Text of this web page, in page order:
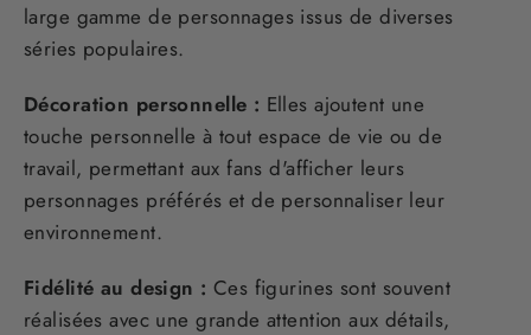
large gamme de personnages issus de diverses
séries populaires.
Décoration personnelle : Elles ajoutent une
touche personnelle à tout espace de vie ou de
travail, permettant aux fans d'afficher leurs
personnages préférés et de personnaliser leur
environnement.
Fidélité au design : Ces figurines sont souvent
réalisées avec une grande attention aux détails,